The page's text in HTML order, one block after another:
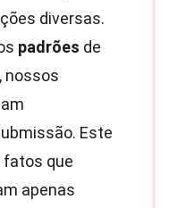
diversas.
padrões de
nossos
Este
fatos que
apenas